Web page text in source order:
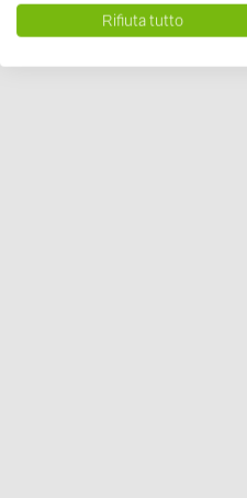
Rifiuta tutto